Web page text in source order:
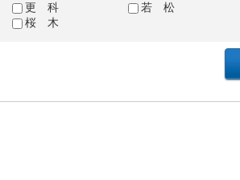
更 科
若 松
桜 木